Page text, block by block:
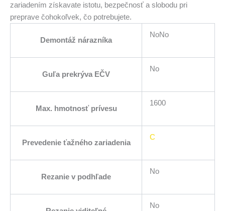
zariadením získavate istotu, bezpečnosť a slobodu pri
preprave čohokoľvek, čo potrebujete.
Demontáž nárazníka
NoNo
Guľa prekrýva EČV
No
Max. hmotnosť prívesu
1600
Prevedenie ťažného zariadenia
C
Rezanie v podhľade
No
No